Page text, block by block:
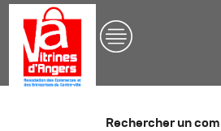
Rechercher un